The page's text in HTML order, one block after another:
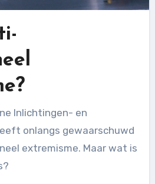
onlangs gewaarschuwd
extremisme. Maar wat is